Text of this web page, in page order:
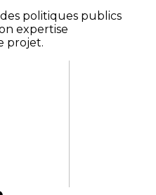
politiques publics
expertise
projet.